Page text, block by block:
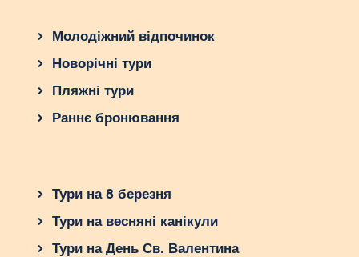
Молодіжний відпочинок
Новорічні тури
Пляжні тури
Раннє бронювання
Тури на 8 березня
Тури на весняні канікули
Тури на День Св. Валентина